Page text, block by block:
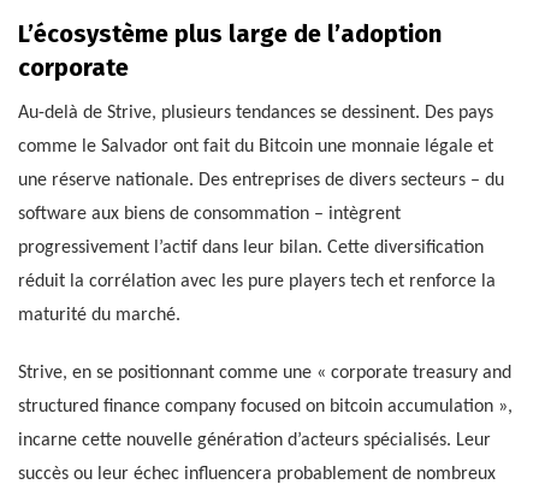
L’écosystème plus large de l’adoption
corporate
Au-delà de Strive, plusieurs tendances se dessinent. Des pays
comme le Salvador ont fait du Bitcoin une monnaie légale et
une réserve nationale. Des entreprises de divers secteurs – du
software aux biens de consommation – intègrent
progressivement l’actif dans leur bilan. Cette diversification
réduit la corrélation avec les pure players tech et renforce la
maturité du marché.
Strive, en se positionnant comme une « corporate treasury and
structured finance company focused on bitcoin accumulation »,
incarne cette nouvelle génération d’acteurs spécialisés. Leur
succès ou leur échec influencera probablement de nombreux